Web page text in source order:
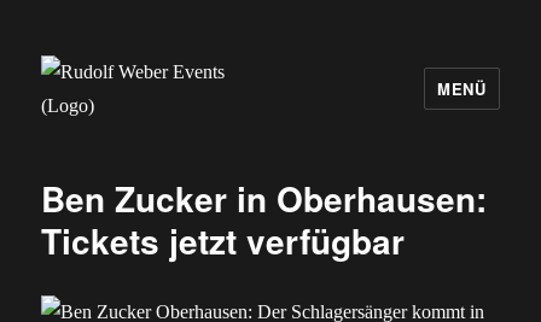
MENÜ
Ben Zucker in Oberhausen:
Tickets jetzt verfügbar